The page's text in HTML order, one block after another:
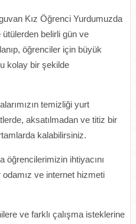
Kız Öğrenci Yurdumuzda
belirli gün ve
öğrenciler için büyük
kolay bir şekilde
temizliği yurt
aksatılmadan ve titiz bir
kalabilirsiniz.
öğrencilerimizin ihtiyacını
ve internet hizmeti
ve farklı çalışma isteklerine